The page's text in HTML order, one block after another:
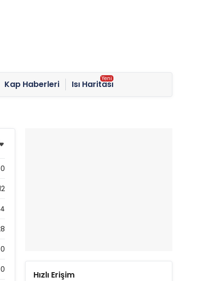
Kap Haberleri Isı Haritası
0
0
0 Hızlı Erişim